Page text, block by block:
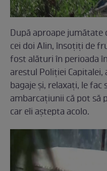
După aproape
cei doi Alin, însoțiți de
fost alături în perioada
arestul Poliției Capitalei,
bagaje și, relaxați, le
ambarcațiunii că pot să
car eîi aștepta acolo.